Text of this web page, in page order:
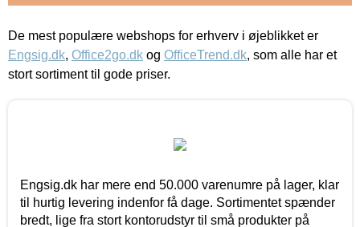
De mest populære webshops for erhverv i øjeblikket er
Engsig.dk, Office2go.dk og OfficeTrend.dk, som alle har et
stort sortiment til gode priser.
Engsig.dk har mere end 50.000 varenumre på lager, klar
til hurtig levering indenfor få dage. Sortimentet spænder
bredt, lige fra stort kontorudstyr til små produkter på